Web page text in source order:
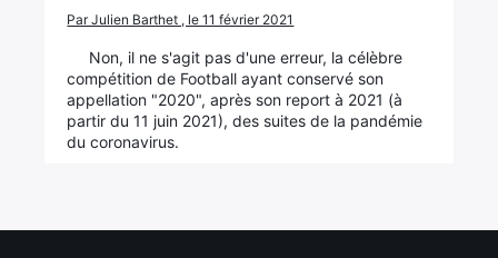
Par Julien Barthet , le 11 février 2021
Non, il ne s'agit pas d'une erreur, la célèbre
compétition de Football ayant conservé son
appellation "2020", après son report à 2021 (à
partir du 11 juin 2021), des suites de la pandémie
du coronavirus.